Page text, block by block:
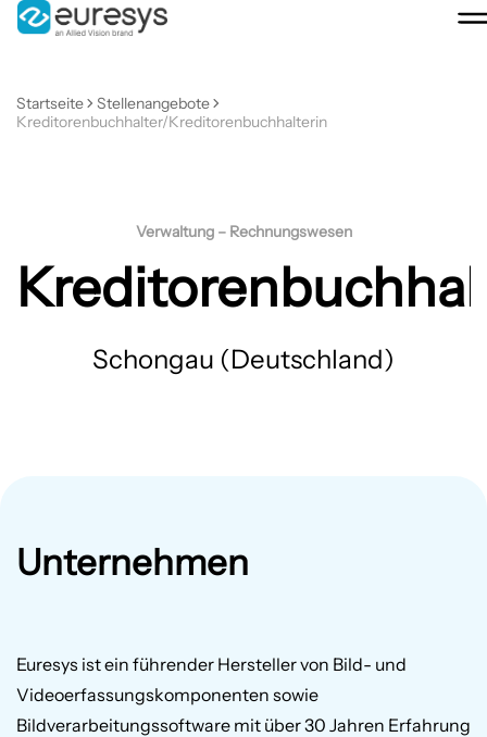
Startseite
Stellenangebote
Kreditorenbuchhalter/Kreditorenbuchhalterin
Verwaltung – Rechnungswesen
Schongau (Deutschland)
Unternehmen
Euresys ist ein führender Hersteller von Bild- und
Videoerfassungskomponenten sowie
Bildverarbeitungssoftware mit über 30 Jahren Erfahrung